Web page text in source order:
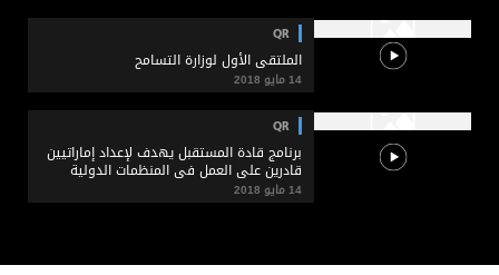
QR
الملتقى الأول لوزارة التسامح
14 مايو 2018
QR
برنامج قادة المستقبل يهدف لإعداد إماراتيين
قادرين على العمل في المنظمات الدولية
14 مايو 2018